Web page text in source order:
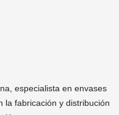
especialista en envases
la fabricación y distribución